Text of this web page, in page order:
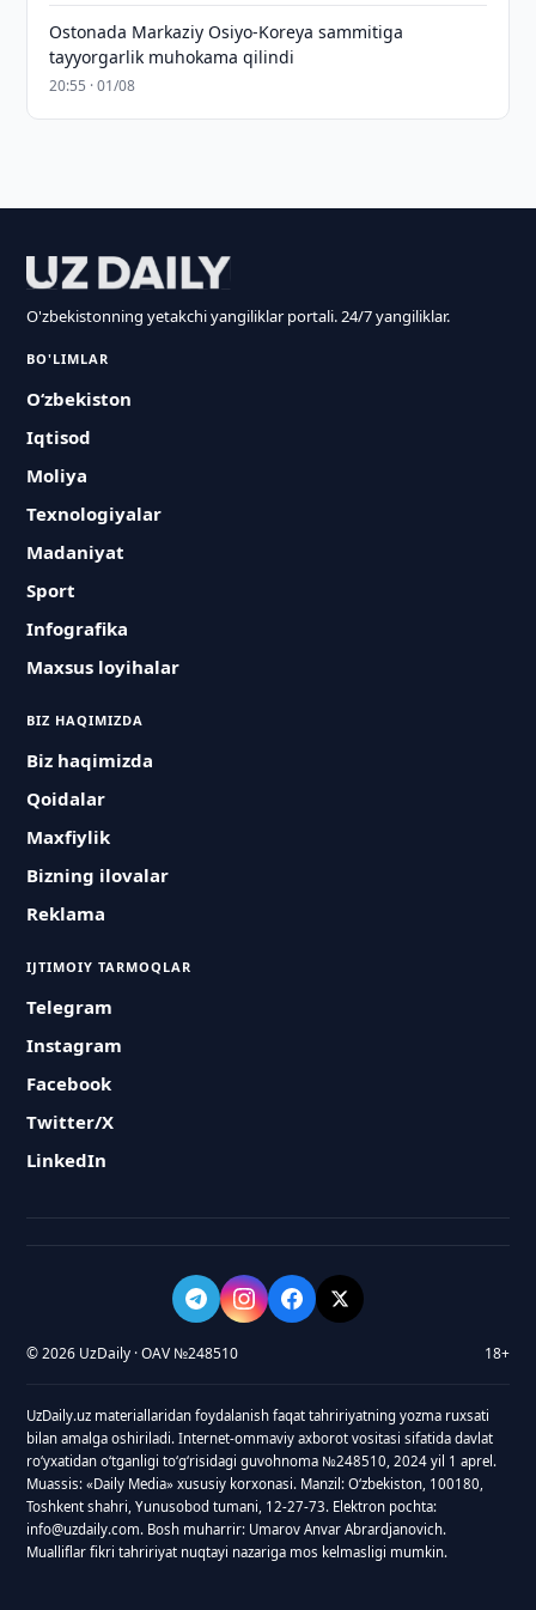
Ostonada Markaziy Osiyo-Koreya sammitiga
tayyorgarlik muhokama qilindi
20:55 · 01/08
O'zbekistonning yetakchi yangiliklar portali. 24/7 yangiliklar.
BO'LIMLAR
O‘zbekiston
Iqtisod
Moliya
Texnologiyalar
Madaniyat
Sport
Infografika
Maxsus loyihalar
BIZ HAQIMIZDA
Biz haqimizda
Qoidalar
Maxfiylik
Bizning ilovalar
Reklama
IJTIMOIY TARMOQLAR
Telegram
Instagram
Facebook
Twitter/X
LinkedIn
© 2026 UzDaily · OAV №248510 18+
UzDaily.uz materiallaridan foydalanish faqat tahririyatning yozma ruxsati
bilan amalga oshiriladi. Internet-ommaviy axborot vositasi sifatida davlat
roʻyxatidan oʻtganligi toʻgʻrisidagi guvohnoma №248510, 2024 yil 1 aprel.
Muassis: «Daily Media» xususiy korxonasi. Manzil: Oʻzbekiston, 100180,
Toshkent shahri, Yunusobod tumani, 12-27-73. Elektron pochta:
info@uzdaily.com. Bosh muharrir: Umarov Anvar Abrardjanovich.
Mualliflar fikri tahririyat nuqtayi nazariga mos kelmasligi mumkin.